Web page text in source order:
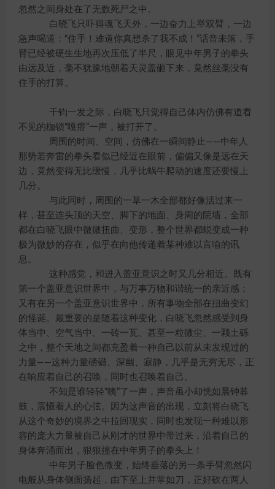
忽然之间身处在了无数死尸之中。
白晓飞只吓得魂飞天外，一边奋力上举双臂，一边
急声喝道：“住手！难道你真想杀了我不成！”话音未落，手
臂已经被硬生生地再次压低了半尺，眼见中年男子的拳头
由远及近，毫不犹豫地朝着天灵盖砸下来，竟然丝毫没有
住手的打算。
千钧一发之际，白晓飞只觉得自己体内仿佛有道看
不见的枷锁“嘎瘩”一声，被打开了。
周围的时间、空间，仿佛在一瞬间静止——中年人
那势若奔雷的拳头看似已经近在眼前，偏偏又像是远在天
边，竟然变得无比缓慢，几乎比蜗牛爬动的速度还要慢上
几分。
与此同时，周围的一草一木全部都好像活过来一
样，甚至连头顶的天空、脚下的地面、身周的院墙，全部
都在白晓飞眼中微微扭曲、变形，整个世界都蜕变成一种
极为微妙的存在，似乎在向他传递着某种难以言喻的讯
息。
这种感觉，和进入盖亚意识之时又几分相近。既有
第一个盖亚意识世界中，与万事万物和谐统一的亲近感；
又有在另一个盖亚意识世界中，所有事物全部在扭曲变幻
的怪诞。最重要的是随着这种变化，白晓飞忽然感受到身
体当中、空气当中、一砖一瓦、甚至一粒微尘、一颗土砾
之中，整个天地之间都充盈着一种自己以前从未发现过的
力量——这种力量磅礴、深幽、寂静，几乎是无穷无尽，正
在响应着自己的召唤，同时也召唤着自己。
不知是谁轻轻“咦”了一声，声音虽小却恍如晨钟暮
鼓，震慑着人的心弦。因为这声音的出现，立刻将白晓飞
从这个奇妙的境界之中拉回现实，同时也发现一种难以形
容的庞大力量被自己从刚才的世界中带过来，沿着自己的
身体奔涌而出，狠狠撞在中年男子的拳头上！
中年男子脸色微变，始终垂落的另一条手臂忽然闪
电般从身体侧面扬起，由下至上并掌如刀，正好砍在两人